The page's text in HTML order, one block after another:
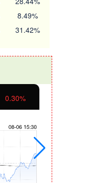
8.49%
31.42%
0.30%